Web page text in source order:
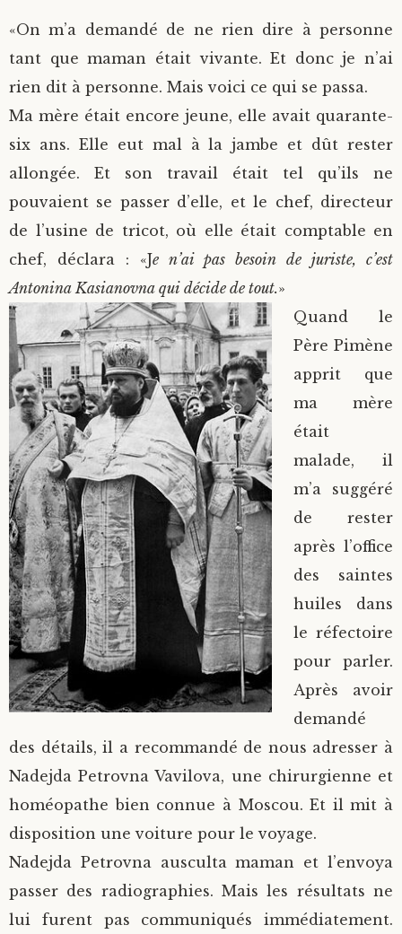
«On m’a demandé de ne rien dire à personne
tant que maman était vivante. Et donc je n’ai
rien dit à personne. Mais voici ce qui se passa.
Ma mère était encore jeune, elle avait quarante-
six ans. Elle eut mal à la jambe et dût rester
allongée. Et son travail était tel qu’ils ne
pouvaient se passer d’elle, et le chef, directeur
de l’usine de tricot, où elle était comptable en
chef, déclara : «Je n’ai pas besoin de juriste, c’est
Antonina Kasianovna qui décide de tout.»
Quand le
Père Pimène
apprit que
ma mère
était
malade, il
m’a suggéré
de rester
après l’office
des saintes
huiles dans
le réfectoire
pour parler.
Après avoir
demandé
des détails, il a recommandé de nous adresser à
Nadejda Petrovna Vavilova, une chirurgienne et
homéopathe bien connue à Moscou. Et il mit à
disposition une voiture pour le voyage.
Nadejda Petrovna ausculta maman et l’envoya
passer des radiographies. Mais les résultats ne
lui furent pas communiqués immédiatement.